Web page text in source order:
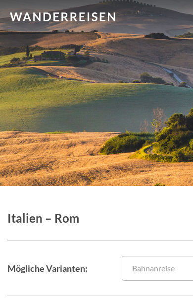
Italien – Rom
Mögliche Varianten: Bahnanreise